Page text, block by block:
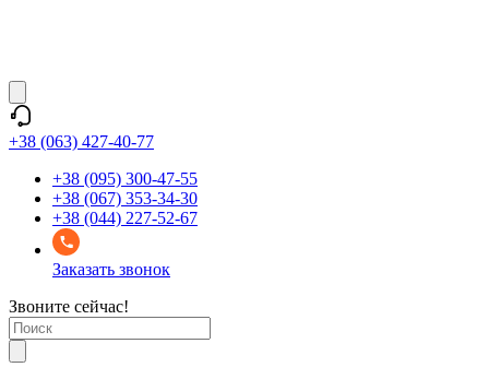
+38 (063) 427-40-77
+38 (095) 300-47-55
+38 (067) 353-34-30
+38 (044) 227-52-67
Заказать звонок
Звоните сейчас!